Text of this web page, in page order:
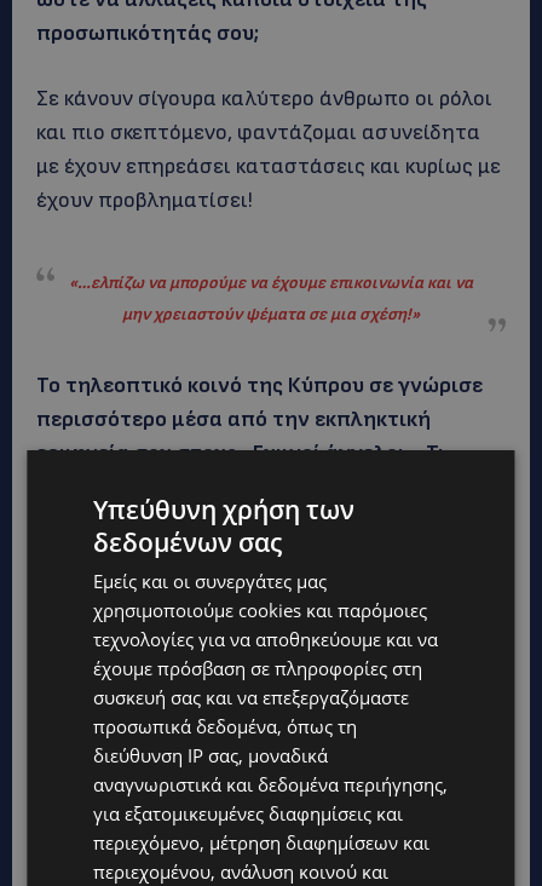
προσωπικότητάς σου;
Σε κάνουν σίγουρα καλύτερο άνθρωπο οι ρόλοι
και πιο σκεπτόμενο, φαντάζομαι ασυνείδητα
με έχουν επηρεάσει καταστάσεις και κυρίως με
έχουν προβληματίσει!
«…ελπίζω να μπορούμε να έχουμε επικοινωνία και να
μην χρειαστούν ψέματα σε μια σχέση!»
Το τηλεοπτικό κοινό της Κύπρου σε γνώρισε
περισσότερο μέσα από την εκπληκτική
ερμηνεία σου στους «Γυμνοί άγγελοι». Τι
γύρισμα;
Ήταν η πιο ωραία στιγμή μιας
πρωτοεμφανιζόμενης ηθοποιού σε έναν ρόλο
με πολύ ψωμί, πραγματική ιστορία της Κύπρου
μας, στον πρωταγωνιστικό ρόλο και με καλούς
συνεργάτες ! Δεν θα το ξεχάσω ποτέ και δεν θα
σταματήσω ποτέ να ευχαριστώ τον Γιώργο
Χουλιαρά και τον Σπύρο Μιχαλόπουλο που με
εμπιστεύτηκαν για αυτό το μεγάλο βήμα στην
κυπριακή τηλεόραση!
Υπεύθυνη χρήση των
δεδομένων σας
Εμείς και οι συνεργάτες μας
χρησιμοποιούμε cookies και παρόμοιες
τεχνολογίες για να αποθηκεύουμε και να
έχουμε πρόσβαση σε πληροφορίες στη
συσκευή σας και να επεξεργαζόμαστε
προσωπικά δεδομένα, όπως τη
διεύθυνση IP σας, μοναδικά
αναγνωριστικά και δεδομένα περιήγησης,
για εξατομικευμένες διαφημίσεις και
περιεχόμενο, μέτρηση διαφημίσεων και
περιεχομένου, ανάλυση κοινού και